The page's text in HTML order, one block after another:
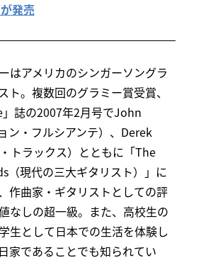
発売
はアメリカのシンガーソングラ
ト。複数回のグラミー賞受賞、
」誌の2007年2月号でJohn
ン・フルシアンテ）、Derek
トラックス）とともに「The
（現代の三大ギタリスト）」に
作曲家・ギタリストとしての評
なしの超一級。また、高校生の
生として日本での生活を体験し
家であることでも知られてい